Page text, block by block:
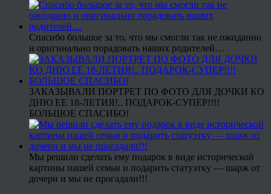
Спасибо большое за то, что мы смогли так не ожиданно
и оригинально порадовать наших родителей…
ЗАКАЗЫВАЛИ ПОРТРЕТ ПО ФОТО ДЛЯ ДОЧКИ КО
ДНЮ ЕЕ 18-ЛЕТИЯ!.. ПОДАРОК-СУПЕР!!!!
БОЛЬШОЕ СПАСИБО!
Мы решили сделать ему подарок в виде исторической
картины нашей семьи и подарить статуэтку — шарж от
дочери и мы не прогадали!!!